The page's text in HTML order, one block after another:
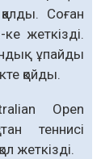
Соған
ке жеткізді.
ұпайды
қойды.
Open
теннисі
жеткізді.